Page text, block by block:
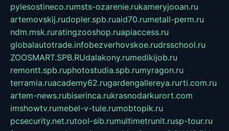
pylesostineco.rumsts-ozarenie.rukameryjooan.ru
artemovskij.rudopler.spb.ruaid70.rumetall-perm.ru
ndm.msk.ruratingzooshop.ruapiaccess.ru
globalautotrade.infobezverhovskoe.rudrsschool.ru
ZOOSMART.SPB.RUdalakony.rumedikijob.ru
remontt.spb.ruphotostudia.spb.rumyragon.ru
terramia.ruacademy62.rugardengallereya.rurti.com.ru
artem-news.rubiserinca.rukrasnodarkurort.com
imshowtv.rumebel-v-tule.rumobtopik.ru
pcsecurity.net.rutool-sib.rumultimetrunit.rusp-tour.ru